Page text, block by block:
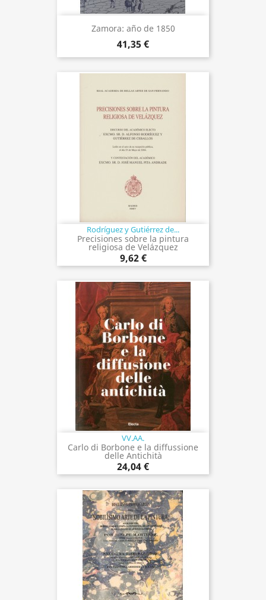
Zamora: año de 1850
41,35 €
Rodríguez y Gutiérrez de...
Precisiones sobre la pintura
religiosa de Velázquez
9,62 €
VV.AA.
Carlo di Borbone e la diffussione
delle Antichità
24,04 €